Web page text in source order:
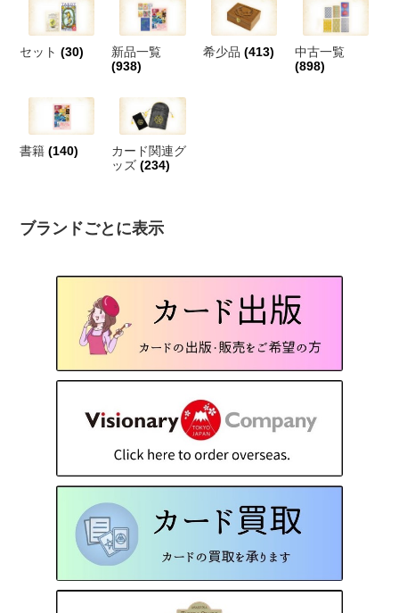
セット(30)
新品一覧
(938)
希少品(413)
中古一覧
(898)
書籍(140)
カード関連グ
ッズ(234)
ブランドごとに表示